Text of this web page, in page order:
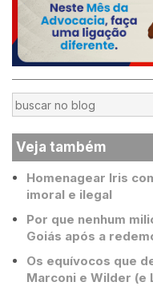
Veja também
Homenagear Iris
imoral e ilegal
Por que nenhum
Goiás após a
Os equívocos que
Marconi e Wilder (e